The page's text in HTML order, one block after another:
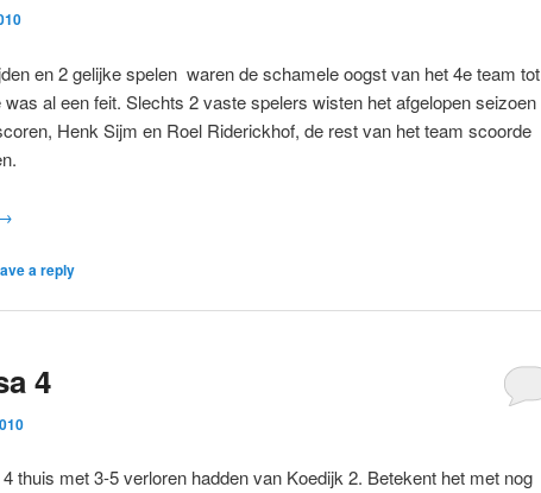
en 2 gelijke spelen waren de schamele oogst van het 4e team tot
al een feit. Slechts 2 vaste spelers wisten het afgelopen seizoen
Henk Sijm en Roel Riderickhof, de rest van het team scoorde
a reply
4
thuis met 3-5 verloren hadden van Koedijk 2. Betekent het met nog